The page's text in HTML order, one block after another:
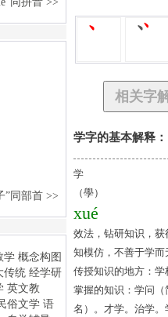
相关字
学字的基本解释：
学
（學）
xué
效法，钻研知识，
知模仿，不善于学而
传授知识的地方：学
掌握的知识：学问
名）。才学。治学。